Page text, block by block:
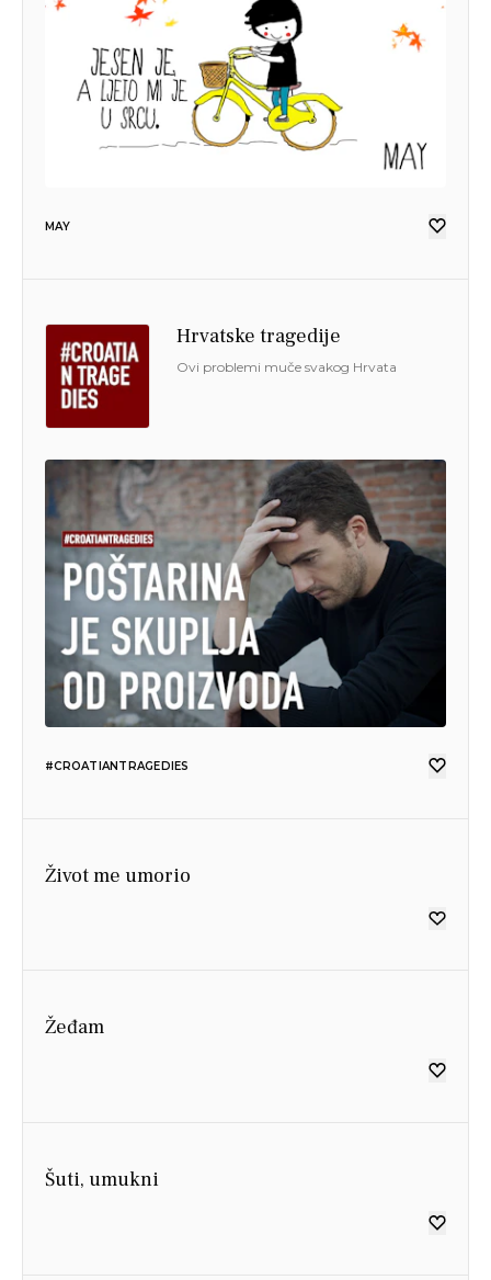
MAY
Hrvatske tragedije
Ovi problemi muče svakog Hrvata
#CROATIANTRAGEDIES
Život me umorio
Žeđam
Šuti, umukni